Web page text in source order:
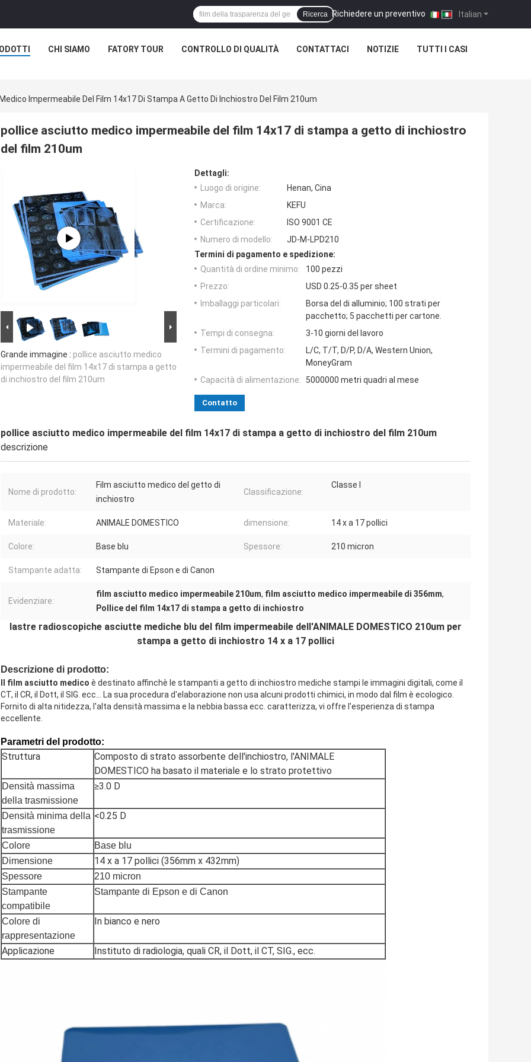
Italian
Richiedere un preventivo |
Ricerca
CHI SIAMO FATORY TOUR CONTROLLO DI QUALITÀ CONTATTACI NOTIZIE TUTTI I CASI
Impermeabile Del Film 14x17 Di Stampa A Getto Di Inchiostro Del Film 210um
pollice asciutto medico impermeabile del film 14x17 di stampa a getto di inchiostro
del film 210um
Grande immagine : pollice asciutto medico
impermeabile del film 14x17 di stampa a getto
di inchiostro del film 210um
Dettagli:
Luogo di origine:
Henan, Cina
Marca:
KEFU
Certificazione:
ISO 9001 CE
Numero di modello:
JD-M-LPD210
Termini di pagamento e spedizione:
Quantità di ordine minimo:
100 pezzi
Prezzo:
USD 0.25-0.35 per sheet
Imballaggi particolari:
Borsa del di alluminio; 100 strati per
pacchetto; 5 pacchetti per cartone.
Tempi di consegna:
3-10 giorni del lavoro
Termini di pagamento:
L/C, T/T, D/P, D/A, Western Union,
MoneyGram
Capacità di alimentazione:
5000000 metri quadri al mese
Contatto
pollice asciutto medico impermeabile del film 14x17 di stampa a getto di inchiostro del film 210um
descrizione
Nome di prodotto:
Film asciutto medico del getto di
inchiostro
Classificazione:
Classe I
Materiale: ANIMALE DOMESTICO dimensione: 14 x a 17 pollici
Colore: Base blu Spessore: 210 micron
Stampante adatta: Stampante di Epson e di Canon
Evidenziare:
film asciutto medico impermeabile 210um, film asciutto medico impermeabile di 356mm,
Pollice del film 14x17 di stampa a getto di inchiostro
lastre radioscopiche asciutte mediche blu del film impermeabile dell'ANIMALE DOMESTICO 210um per
stampa a getto di inchiostro 14 x a 17 pollici
Descrizione di prodotto:
Il film asciutto medico è destinato affinchè le stampanti a getto di inchiostro mediche stampi le immagini digitali, come il
CT, il CR, il Dott, il SIG. ecc… La sua procedura d'elaborazione non usa alcuni prodotti chimici, in modo dal film è ecologico.
Fornito di alta nitidezza, l'alta densità massima e la nebbia bassa ecc. caratterizza, vi offre l'esperienza di stampa
eccellente.
Parametri del prodotto:
Struttura
Composto di strato assorbente dell'inchiostro, l'ANIMALE
DOMESTICO ha basato il materiale e lo strato protettivo
Densità massima
della trasmissione
≥3.0 D
Densità minima della
trasmissione
<0.25 D
Colore
Base blu
Dimensione
14 x a 17 pollici (356mm x 432mm)
Spessore
210 micron
Stampante
compatibile
Stampante di Epson e di Canon
Colore di
rappresentazione
In bianco e nero
Applicazione Instituto di radiologia, quali CR, il Dott, il CT, SIG., ecc.